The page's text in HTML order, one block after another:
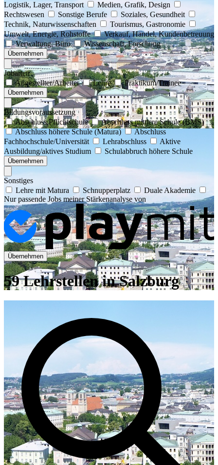
Logistik, Lager, Transport
Medien, Grafik, Design
Rechtswesen
Sonstige Berufe
Soziales, Gesundheit
Technik, Naturwissenschaften
Tourismus, Gastronomie
Umwelt, Energie, Rohstoffe
Verkauf, Handel, Kundenbetreuung
Verwaltung, Büro
Wissenschaft, Forschung
Übernehmen
Jobarten
Angestellter/Arbeiter
Lehre Praktikum/Trainee
Übernehmen
Bildungsvoraussetzung
Abschluss Pflichtschule
Abschluss mittlere Schule (BMS)
Abschluss höhere Schule (Matura)
Abschluss
Fachhochschule/Universität
Lehrabschluss
Aktive
Ausbildung/aktives Studium
Schulabbruch höhere Schule
Übernehmen
Sonstiges
Lehre mit Matura
Schnupperplatz
Duale Akademie
Nur passende Jobs meiner Stärkenanalyse von
Übernehmen
59 Lehrstellen in Salzburg